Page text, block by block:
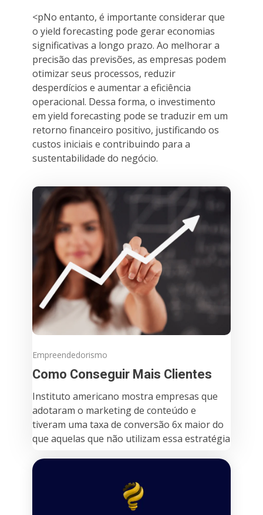
<pNo entanto, é importante considerar que
o yield forecasting pode gerar economias
significativas a longo prazo. Ao melhorar a
precisão das previsões, as empresas podem
otimizar seus processos, reduzir
desperdícios e aumentar a eficiência
operacional. Dessa forma, o investimento
em yield forecasting pode se traduzir em um
retorno financeiro positivo, justificando os
custos iniciais e contribuindo para a
sustentabilidade do negócio.
Empreendedorismo
Como Conseguir Mais Clientes
Instituto americano mostra empresas que
adotaram o marketing de conteúdo e
tiveram uma taxa de conversão 6x maior do
que aquelas que não utilizam essa estratégia